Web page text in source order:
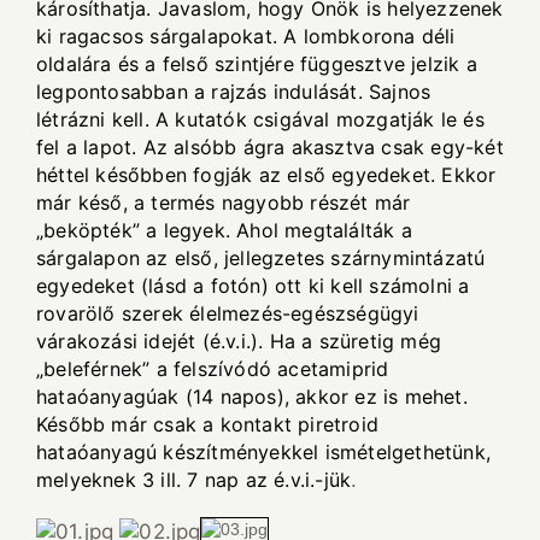
károsíthatja. Javaslom, hogy Önök is helyezzenek
ki ragacsos sárgalapokat. A lombkorona déli
oldalára és a felső szintjére függesztve jelzik a
legpontosabban a rajzás indulását. Sajnos
létrázni kell. A kutatók csigával mozgatják le és
fel a lapot. Az alsóbb ágra akasztva csak egy-két
héttel későbben fogják az első egyedeket. Ekkor
már késő, a termés nagyobb részét már
„beköpték” a legyek. Ahol megtalálták a
sárgalapon az első, jellegzetes szárnymintázatú
egyedeket (lásd a fotón) ott ki kell számolni a
rovarölő szerek élelmezés-egészségügyi
várakozási idejét (é.v.i.). Ha a szüretig még
„beleférnek” a felszívódó acetamiprid
hataóanyagúak (14 napos), akkor ez is mehet.
Később már csak a kontakt piretroid
hataóanyagú készítményekkel ismételgethetünk,
melyeknek 3 ill. 7 nap az é.v.i.-jük.